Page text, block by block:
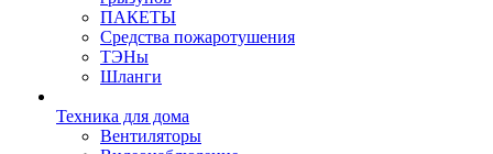
ПАКЕТЫ
Средства пожаротушения
ТЭНы
Шланги
Техника для дома
Вентиляторы